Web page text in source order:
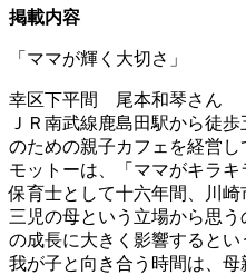
掲載内容
「ママが輝く大切さ」
幸区下平間 尾本和琴さん
ＪＲ南武線鹿島田駅から徒
のための親子カフェを経営し
モットーは、「ママがキラキ
保育士として十六年間、川
三児の母という立場から思
の成長に大きく影響するとい
我が子と向き合う時間は、